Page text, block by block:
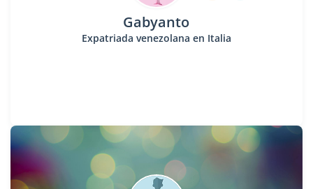
Gabyanto
Expatriada venezolana en Italia